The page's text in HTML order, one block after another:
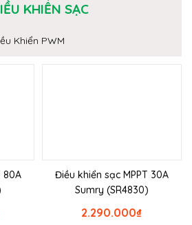
KHIỂN SẠC
Khiển PWM
80A
Điều khiển sạc MPPT 30A
Sumry (SR4830)
₫
2.290.000